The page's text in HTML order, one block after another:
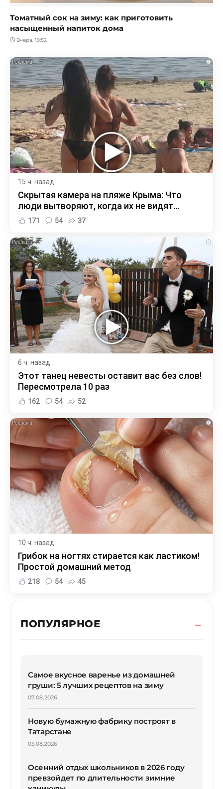
Томатный сок на зиму: как приготовить
насыщенный напиток дома
Вчера, 19:52
i
15 ч. назад
Скрытая камера на пляже Крыма: Что
люди вытворяют, когда их не видят...
171 54 37
i
6 ч. назад
Этот танец невесты оставит вас без слов!
Пересмотрела 10 раз
162 54 52
i
10 ч. назад
Грибок на ногтях стирается как ластиком!
Простой домашний метод
218 54 45
ПОПУЛЯРНОЕ
Самое вкусное варенье из домашней
груши: 5 лучших рецептов на зиму
07.08.2026
Новую бумажную фабрику построят в
Татарстане
05.08.2026
Осенний отдых школьников в 2026 году
превзойдет по длительности зимние